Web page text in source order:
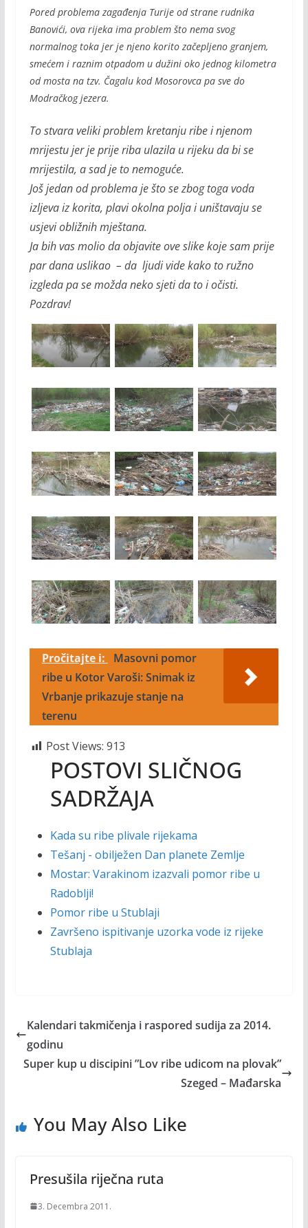
Pored problema zagađenja Turije od strane rudnika
Banovići, ova rijeka ima problem što nema svog
normalnog toka jer je njeno korito začepljeno granjem,
smećem i raznim otpadom u dužini okojednog kilometra
od mosta na tzv. Čagalu kod Mosorovca pa sve do
Modračkog jezera.
To stvara veliki problem kretanju ribe i njenom
mrijestu jer je prije riba ulazila u rijeku da bi se
mrijestila, a sad je to nemoguće.
Još jedan od problema je što se zbog toga voda
izljeva iz korita, plavi okolna polja i uništavaju se
usjevi obližnih mještana.
Ja bih vas molio da objavite ove slike koje sam prije
par dana uslikao – da ljudi vide kako to ružno
izgleda pa se možda neko sjeti da to i očisti.
Pozdrav!
Pročitajte i:
Masovni pomor
ribe u Kotor Varoši: Snimak iz
Vrbanje prikazuje stanje na
terenu
Post Views: 913
POSTOVI SLIČNOG
SADRŽAJA
Kada su ribe plivale rijekama
Tešanj - obilježen Dan planete Zemlje
Mostar: Varakinom izazvali pomor ribe u
Radoblji!
Pomor ribe u Stublaji
Završeno ispitivanje uzorka vode iz rijeke
Stublaja
Kalendari takmičenja i raspored sudija za 2014.
godinu
Super kup u discipini ”Lov ribe udicom na plovak”
Szeged – Mađarska
You May Also Like
Presušila riječna ruta
3. Decembra 2011.